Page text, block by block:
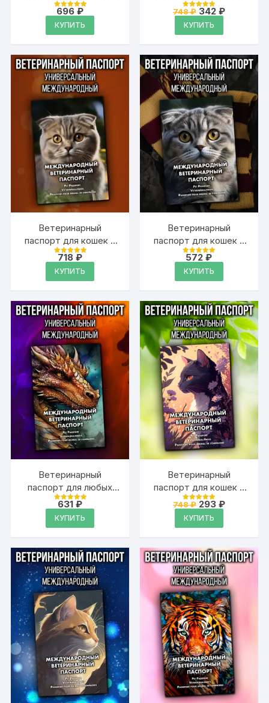
собак
международный
Оценка
из 5
696₽
КУПИТЬ
собак
международный
Оценка
из 5
748₽Первоначальная
цена
составляла
748 ₽.
342 ₽Текущая
КУПИТЬ
Ветеринарный
паспорт для кошек и
собак
международный
Оценка
из 5
718₽
КУПИТЬ
Ветеринарный
паспорт для кошек и
собак
международный
Оценка
из 5
572₽
КУПИТЬ
Ветеринарный
паспорт для любых
домашних животных
Оценка
из 5
631₽
КУПИТЬ
Ветеринарный
паспорт для кошек и
собак
международный
Оценка
из 5
748₽Первоначальная
цена
составляла
748 ₽.
293 ₽Текущая
КУПИТЬ